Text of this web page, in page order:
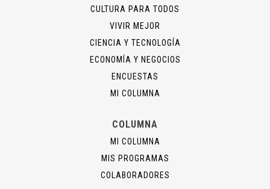
CULTURA PARA TODOS
VIVIR MEJOR
CIENCIA Y TECNOLOGÍA
ECONOMÍA Y NEGOCIOS
ENCUESTAS
MI COLUMNA
COLUMNA
MI COLUMNA
MIS PROGRAMAS
COLABORADORES